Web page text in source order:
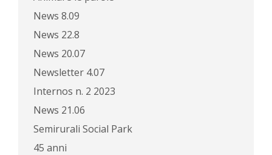
News 8.09
News 22.8
News 20.07
Newsletter 4.07
Internos n. 2 2023
News 21.06
Semirurali Social Park
45 anni